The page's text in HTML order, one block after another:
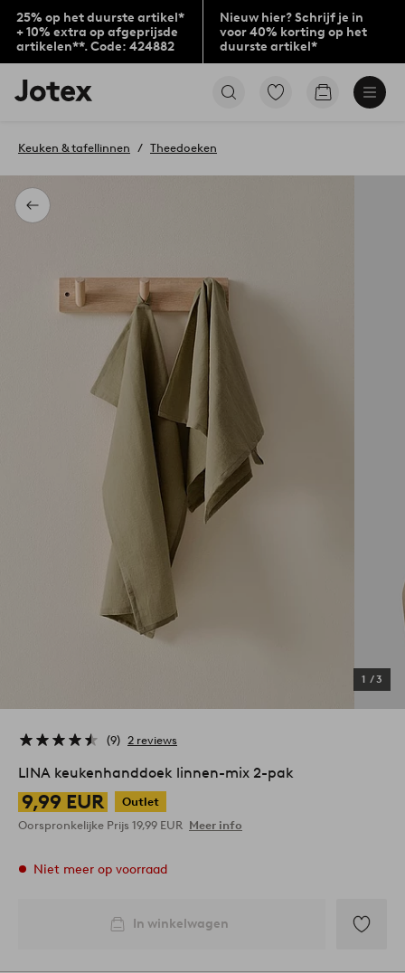
25% op het duurste artikel*
+ 10% extra op afgeprijsde
artikelen**. Code: 424882
Nieuw hier? Schrijf je in
voor 40% korting op het
duurste artikel*
Jotex
logo
to
home
page
Ga
Go
Terug
Keuken & tafellinnen Theedoeken
1 /3
9 2 reviews
LINA keukenhanddoek linnen-mix 2-pak
9,99 EUR
Outlet
Oorspronkelijke Prijs 19,99 EUR Meer info
Niet meer op voorraad
In winkelwagen